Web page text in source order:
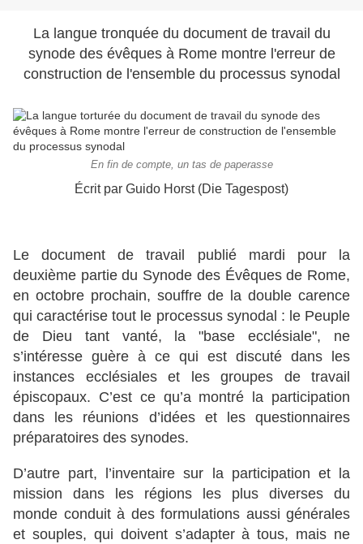
La langue tronquée du document de travail du
synode des évêques à Rome montre l'erreur de
construction de l'ensemble du processus synodal
En fin de compte, un tas de paperasse
Écrit par Guido Horst (Die Tagespost)
Le document de travail publié mardi pour la
deuxième partie du Synode des Évêques de Rome,
en octobre prochain, souffre de la double carence
qui caractérise tout le processus synodal : le Peuple
de Dieu tant vanté, la "base ecclésiale", ne
s’intéresse guère à ce qui est discuté dans les
instances ecclésiales et les groupes de travail
épiscopaux. C’est ce qu’a montré la participation
dans les réunions d’idées et les questionnaires
préparatoires des synodes.
D’autre part, l’inventaire sur la participation et la
mission dans les régions les plus diverses du
monde conduit à des formulations aussi générales
et souples, qui doivent s’adapter à tous, mais ne